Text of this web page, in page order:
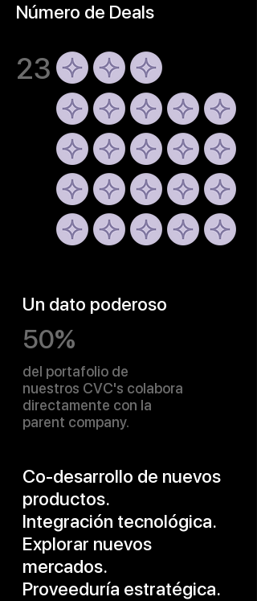
Número de Deals
23
Un dato poderoso
50%
del portafolio de
nuestros CVC's colabora
directamente con la
parent company.
Co-desarrollo de nuevos
productos.
Integración tecnológica.
Explorar nuevos
mercados.
Proveeduría estratégica.